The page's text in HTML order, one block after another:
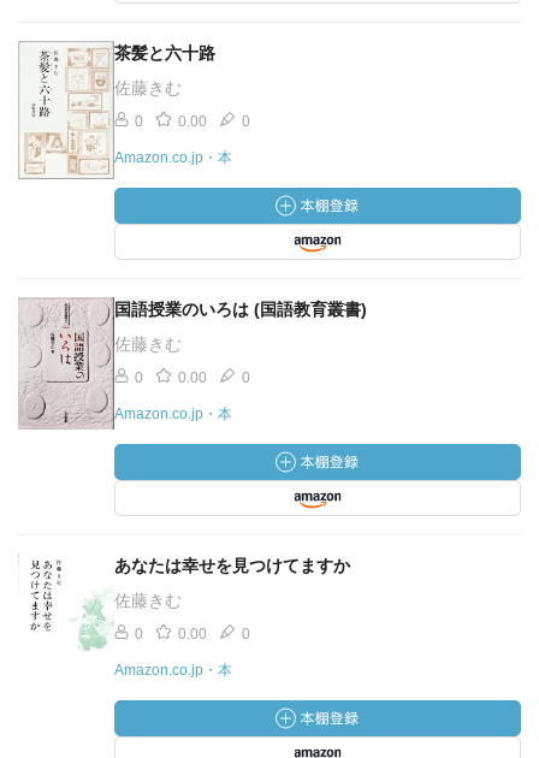
茶髪と六十路
佐藤きむ
0 0.00 0
Amazon.co.jp・本
国語授業のいろは (国語教育叢書)
佐藤きむ
0 0.00 0
Amazon.co.jp・本
あなたは幸せを見つけてますか
佐藤きむ
0 0.00 0
Amazon.co.jp・本